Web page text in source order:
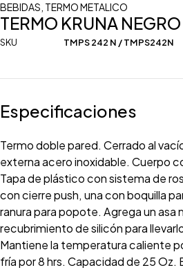
BEBIDAS TERMO METALICO
TERMO KRUNA NEGRO
SKU TMPS 242 N / TMPS242N
Especificaciones
Termo doble pared. Cerrado al
externa acero inoxidable. Cuerpo
Tapa de plástico con sistema de
con cierre push, una con boquilla
ranura para popote. Agrega un asa
recubrimiento de silicón para
Mantiene la temperatura caliente
fría por 8 hrs. Capacidad de 25 Oz.